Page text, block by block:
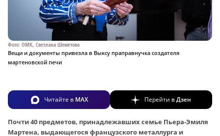
Фото: ОМК, Светлана Шеметова
Вещи и документы привезла в Выксу праправнучка создателя
мартеновской печи
Читайте в MAX Перейти вДзен
Почти 40 предметов, принадлежавших семье Пьера-Эмиля
Мартена, выдающегося французского металлурга и